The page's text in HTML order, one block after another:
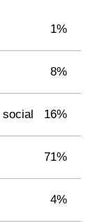
1%
8%
16%
71%
4%